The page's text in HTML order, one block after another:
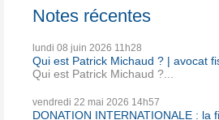
Notes récentes
lundi 08 juin 2026 11h28
Qui est Patrick Michaud ? | avocat
Qui est Patrick Michaud ?...
vendredi 22 mai 2026 14h57
DONATION INTERNATIONALE : la